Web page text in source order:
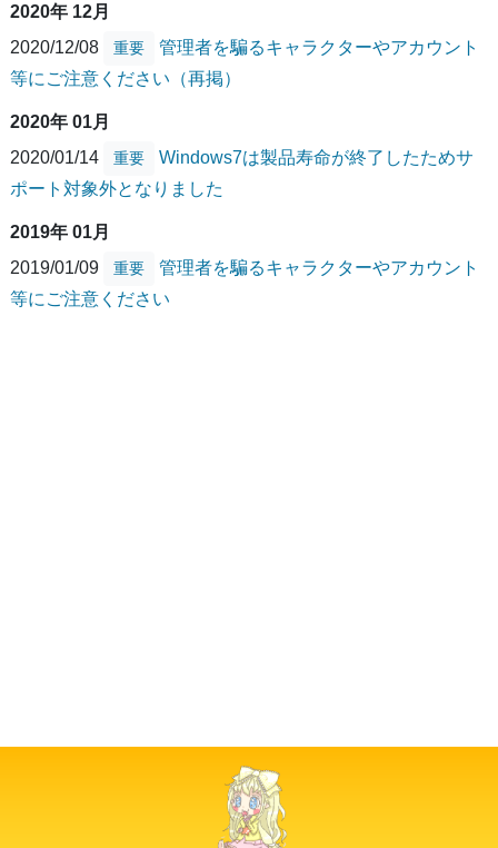
2020年 12月
2020/12/08
重要
管理者を騙るキャラクターやアカウント
等にご注意ください（再掲）
2020年 01月
2020/01/14
重要
Windows7は製品寿命が終了したためサ
ポート対象外となりました
2019年 01月
2019/01/09
重要
管理者を騙るキャラクターやアカウント
等にご注意ください